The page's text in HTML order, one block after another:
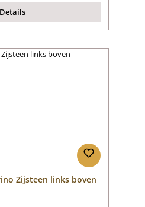
Details
Zijsteen links boven